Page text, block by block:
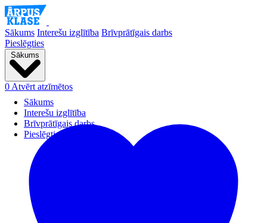
Sākums Interešu izglītība Brīvprātīgais darbs
Pieslēgties
Sākums
Sākums
Interešu izglītība
Brīvprātīgais darbs
Pieslēgties
0 Atvērt atzīmētos